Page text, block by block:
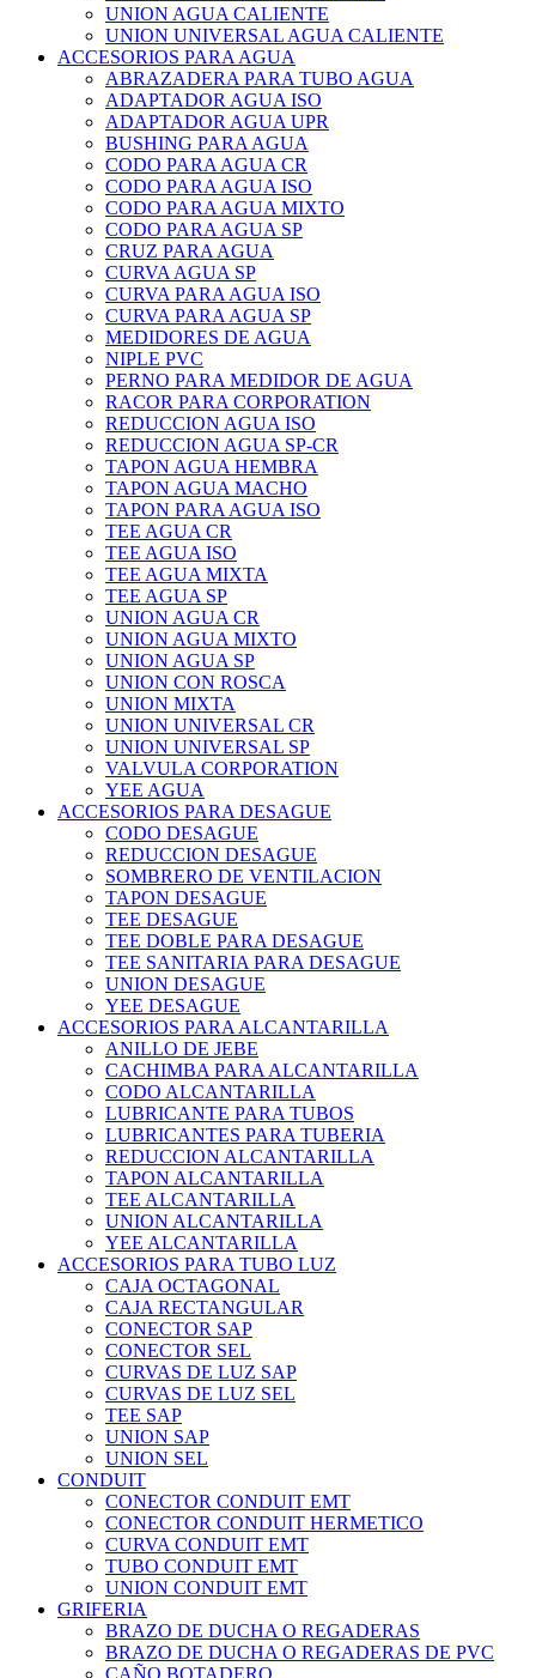
UNION AGUA CALIENTE
UNION UNIVERSAL AGUA CALIENTE
ACCESORIOS PARA AGUA
ABRAZADERA PARA TUBO AGUA
ADAPTADOR AGUA ISO
ADAPTADOR AGUA UPR
BUSHING PARA AGUA
CODO PARA AGUA CR
CODO PARA AGUA ISO
CODO PARA AGUA MIXTO
CODO PARA AGUA SP
CRUZ PARA AGUA
CURVA AGUA SP
CURVA PARA AGUA ISO
CURVA PARA AGUA SP
MEDIDORES DE AGUA
NIPLE PVC
PERNO PARA MEDIDOR DE AGUA
RACOR PARA CORPORATION
REDUCCION AGUA ISO
REDUCCION AGUA SP-CR
TAPON AGUA HEMBRA
TAPON AGUA MACHO
TAPON PARA AGUA ISO
TEE AGUA CR
TEE AGUA ISO
TEE AGUA MIXTA
TEE AGUA SP
UNION AGUA CR
UNION AGUA MIXTO
UNION AGUA SP
UNION CON ROSCA
UNION MIXTA
UNION UNIVERSAL CR
UNION UNIVERSAL SP
VALVULA CORPORATION
YEE AGUA
ACCESORIOS PARA DESAGUE
CODO DESAGUE
REDUCCION DESAGUE
SOMBRERO DE VENTILACION
TAPON DESAGUE
TEE DESAGUE
TEE DOBLE PARA DESAGUE
TEE SANITARIA PARA DESAGUE
UNION DESAGUE
YEE DESAGUE
ACCESORIOS PARA ALCANTARILLA
ANILLO DE JEBE
CACHIMBA PARA ALCANTARILLA
CODO ALCANTARILLA
LUBRICANTE PARA TUBOS
LUBRICANTES PARA TUBERIA
REDUCCION ALCANTARILLA
TAPON ALCANTARILLA
TEE ALCANTARILLA
UNION ALCANTARILLA
YEE ALCANTARILLA
ACCESORIOS PARA TUBO LUZ
CAJA OCTAGONAL
CAJA RECTANGULAR
CONECTOR SAP
CONECTOR SEL
CURVAS DE LUZ SAP
CURVAS DE LUZ SEL
TEE SAP
UNION SAP
UNION SEL
CONDUIT
CONECTOR CONDUIT EMT
CONECTOR CONDUIT HERMETICO
CURVA CONDUIT EMT
TUBO CONDUIT EMT
UNION CONDUIT EMT
GRIFERIA
BRAZO DE DUCHA O REGADERAS
BRAZO DE DUCHA O REGADERAS DE PVC